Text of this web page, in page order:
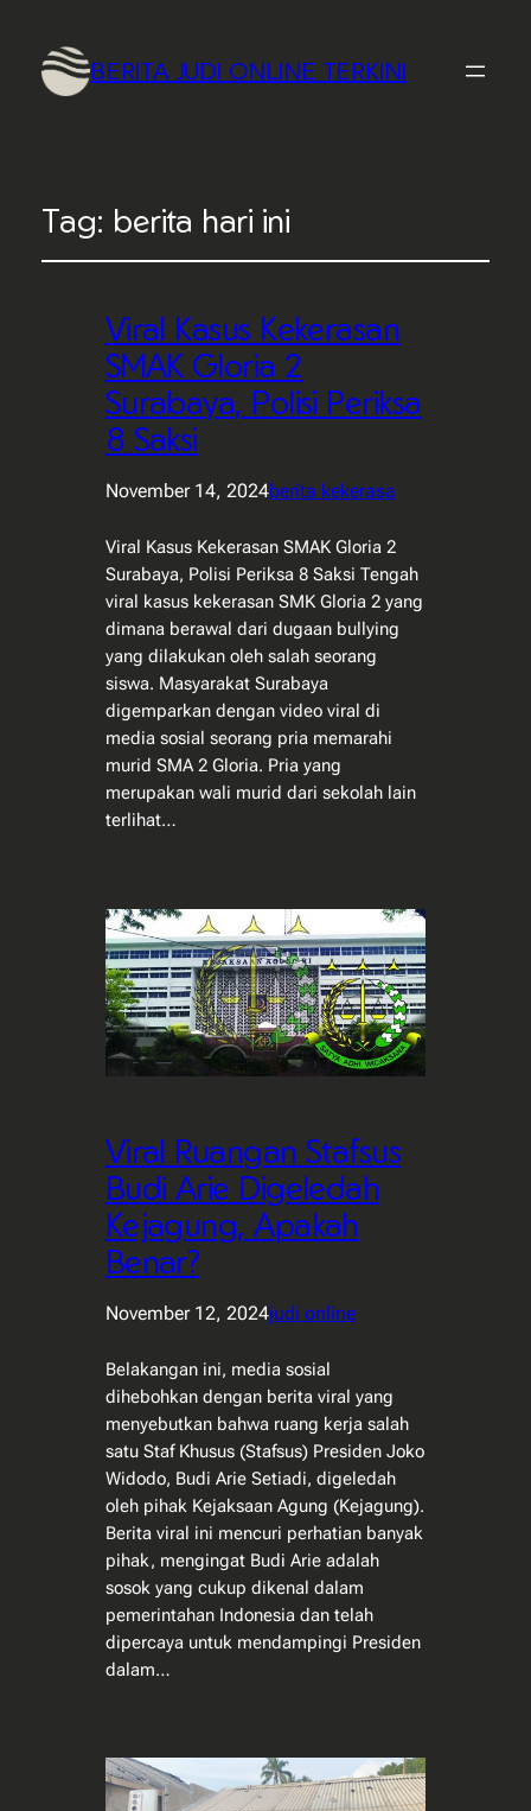
BERITA JUDI ONLINE TERKINI
Tag: berita hari ini
Viral Kasus Kekerasan
SMAK Gloria 2
Surabaya, Polisi Periksa
8 Saksi
November 14, 2024berita kekerasa
Viral Kasus Kekerasan SMAK Gloria 2
Surabaya, Polisi Periksa 8 Saksi Tengah
viral kasus kekerasan SMK Gloria 2 yang
dimana berawal dari dugaan bullying
yang dilakukan oleh salah seorang
siswa. Masyarakat Surabaya
digemparkan dengan video viral di
media sosial seorang pria memarahi
murid SMA 2 Gloria. Pria yang
merupakan wali murid dari sekolah lain
terlihat…
Viral Ruangan Stafsus
Budi Arie Digeledah
Kejagung, Apakah
Benar?
November 12, 2024judi online
Belakangan ini, media sosial
dihebohkan dengan berita viral yang
menyebutkan bahwa ruang kerja salah
satu Staf Khusus (Stafsus) Presiden Joko
Widodo, Budi Arie Setiadi, digeledah
oleh pihak Kejaksaan Agung (Kejagung).
Berita viral ini mencuri perhatian banyak
pihak, mengingat Budi Arie adalah
sosok yang cukup dikenal dalam
pemerintahan Indonesia dan telah
dipercaya untuk mendampingi Presiden
dalam…